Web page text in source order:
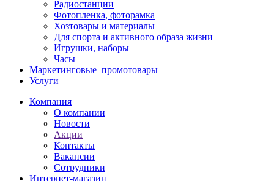
Радиостанции
Фотопленка, фоторамка
Хозтовары и материалы
Для спорта и активного образа жизни
Игрушки, наборы
Часы
Маркетинговые_промотовары
Услуги
Компания
О компании
Новости
Акции
Контакты
Вакансии
Сотрудники
Интернет-магазин